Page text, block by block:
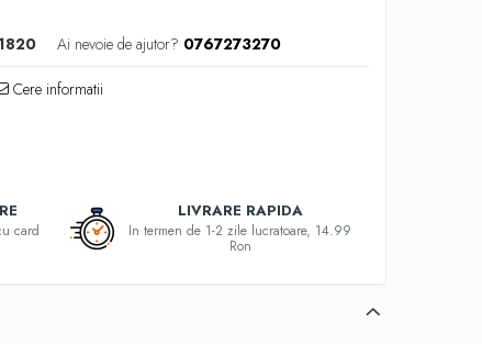
Ai nevoie de ajutor? 0767273270
Cere informatii
card
LIVRARE RAPIDA
In termen de 1-2 zile lucratoare, 14.99
Ron